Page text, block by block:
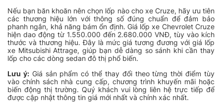
Nếu bạn băn khoăn nên chọn lốp nào cho xe Cruze, hãy ưu tiên
các thương hiệu lớn với thông số đúng chuẩn để đảm bảo
phanh ngắn, khả năng bám ổn định. Giá lốp xe Chevrolet Cruze
hiện dao động từ 1.550.000 đến 2.680.000 VNĐ, tùy vào kích
thước và thương hiệu. Đây là mức giá tương đương với giá lốp
xe Mitsubishi Attrage, giúp bạn dễ dàng so sánh khi cần thay
lốp cho các dòng sedan đô thị phổ biến.
Lưu ý:Giá sản phẩm có thể thay đổi theo từng thời điểm tùy
vào chính sách nhà cung cấp, chương trình khuyến mãi hoặc
biến động thị trường. Quý khách vui lòng liên hệ trực tiếp để
được cập nhật thông tin giá mới nhất và chính xác nhất.